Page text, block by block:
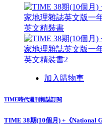
加入購物車
TIME時代週刊雜誌訂閱
TIME 38期(10個月) +《National